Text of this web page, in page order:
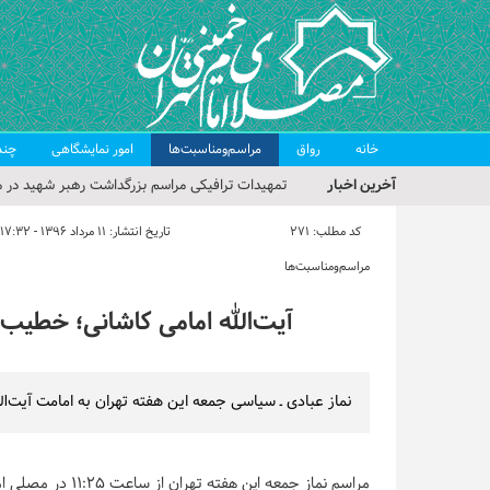
خانه رواق مراسم‌ومناسبت‌ها امور نمایشگاهی
آخرین اخبار
تمهیدات ترافیکی مراسم بزرگداشت رهبر شهید در
حجت‌الاسلام حاج علی‌اکبری؛ خطیب این هفته
مراسم بزرگداشت امام مجاهد شهید در مصلای
گزارش تصویری| مراسم نماز بر پیکر امام شهید
گزارش تصویری| مراسم بزرگداشت آقای شهید ایران
کد مطلب: 271 تاریخ انتشار: ۱۱ مرداد ۱۳۹۶ - ۱۷:۳۲
مراسم‌ومناسبت‌ها
آیت‌الله امامی کاشانی؛
نماز عبادی ـ سیاسی جمعه این هفته تهران به امامت
مراسم نماز جمعه این هفته